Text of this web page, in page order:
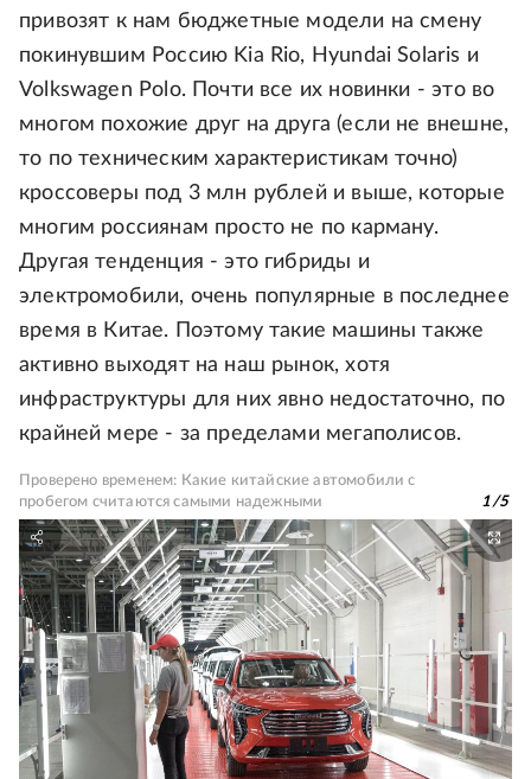
привозят к нам бюджетные модели на смену
покинувшим Россию Kia Rio, Hyundai Solaris и
Volkswagen Polo. Почти все их новинки - это во
многом похожие друг на друга (если не внешне,
то по техническим характеристикам точно)
кроссоверы под 3 млн рублей и выше, которые
многим россиянам просто не по карману.
Другая тенденция - это гибриды и
электромобили, очень популярные в последнее
время в Китае. Поэтому такие машины также
активно выходят на наш рынок, хотя
инфраструктуры для них явно недостаточно, по
крайней мере - за пределами мегаполисов.
Проверено временем: Какие китайские автомобили с
пробегом считаются самыми надежными
1/5